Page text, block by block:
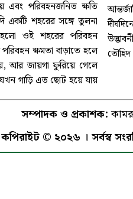
এবং পরিবহনজনিত ক্ষতি
একটি শহরের সঙ্গে তুলনা
হলো ওই শহরের পরিবহন
ক্ষমতা বাড়াতে হলে
আর জায়গা ফুরিয়ে গেলে
গাড়ি এত ছোট হয়ে যায়
তৌহিদ
সম্পাদক ও প্রকাশক:
কপিরাইট © ২০২৬ । সর্বস্ব